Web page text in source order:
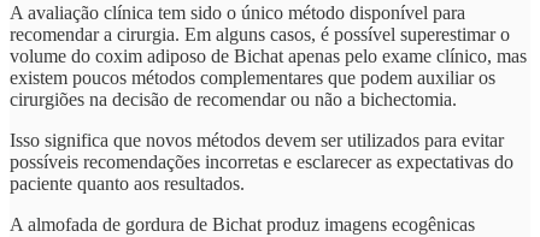
A avaliação clínica tem sido o único método disponível para
recomendar a cirurgia. Em alguns casos, é possível superestimar o
volume do coxim adiposo de Bichat apenas pelo exame clínico, mas
existem poucos métodos complementares que podem auxiliar os
cirurgiões na decisão de recomendar ou não a bichectomia.
Isso significa que novos métodos devem ser utilizados para evitar
possíveis recomendações incorretas e esclarecer as expectativas do
paciente quanto aos resultados.
A almofada de gordura de Bichat produz imagens ecogênicas